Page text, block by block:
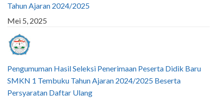
Tahun Ajaran 2024/2025
Mei 5, 2025
Pengumuman Hasil Seleksi Penerimaan Peserta Didik Baru
SMKN 1 Tembuku Tahun Ajaran 2024/2025 Beserta
Persyaratan Daftar Ulang